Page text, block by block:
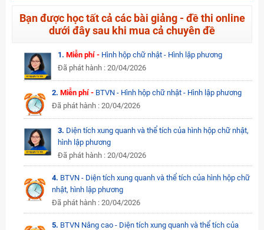
Bạn được học tất cả các bài giảng - đề thi online
dưới đây sau khi mua cả chuyên đề
1. Miễn phí - Hình hộp chữ nhật - Hình lập phương
Đã phát hành : 20/04/2026
2.Miễn phí - BTVN - Hình hộp chữ nhật - Hình lập phương
Đã phát hành : 20/04/2026
3. Diện tích xung quanh và thể tích của hình hộp chữ nhật,
hình lập phương
Đã phát hành : 20/04/2026
4. BTVN - Diện tích xung quanh và thể tích của hình hộp chữ
nhật, hình lập phương
Đã phát hành : 20/04/2026
5. BTVN Nâng cao - Diện tích xung quanh và thể tích của